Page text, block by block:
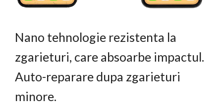
Nano tehnologie rezistenta la
zgarieturi, care absoarbe impactul.
Auto-reparare dupa zgarieturi
minore.